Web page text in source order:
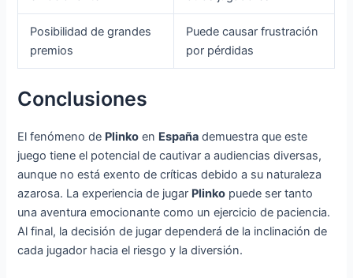
Posibilidad de grandes
premios
Puede causar frustración
por pérdidas
Conclusiones
El fenómeno de Plinko en España demuestra que este
juego tiene el potencial de cautivar a audiencias diversas,
aunque no está exento de críticas debido a su naturaleza
azarosa. La experiencia de jugar Plinko puede ser tanto
una aventura emocionante como un ejercicio de paciencia.
Al final, la decisión de jugar dependerá de la inclinación de
cada jugador hacia el riesgo y la diversión.